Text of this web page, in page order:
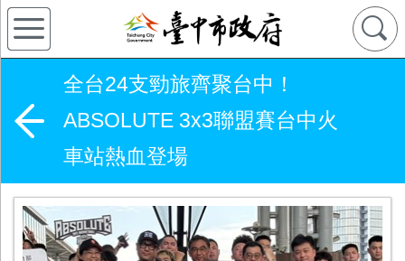
全台24支勁旅齊聚台中！
ABSOLUTE 3x3聯盟賽台中火
車站熱血登場